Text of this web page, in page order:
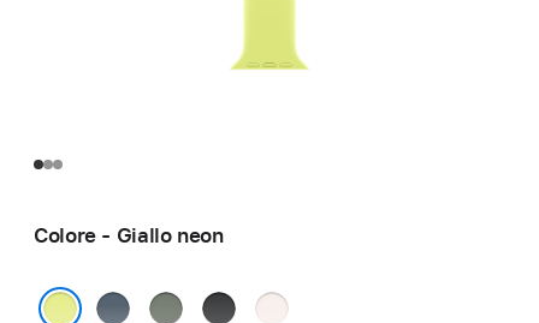
Colore - Giallo neon
Blu
Grigioverde
Nero
Rosa